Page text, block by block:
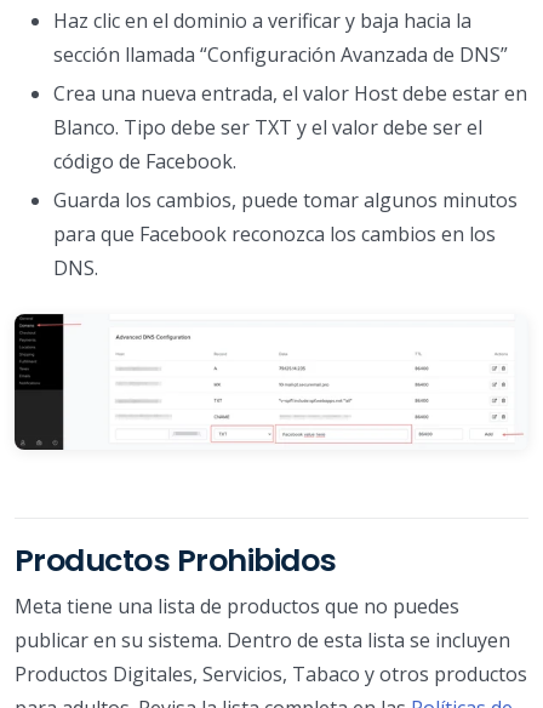
Haz clic en el dominio a verificar y baja hacia la
sección llamada “Configuración Avanzada de DNS”
Crea una nueva entrada, el valor Host debe estar en
Blanco. Tipo debe ser TXT y el valor debe ser el
código de Facebook.
Guarda los cambios, puede tomar algunos minutos
para que Facebook reconozca los cambios en los
DNS.
Productos Prohibidos
Meta tiene una lista de productos que no puedes
publicar en su sistema. Dentro de esta lista se incluyen
Productos Digitales, Servicios, Tabaco y otros productos